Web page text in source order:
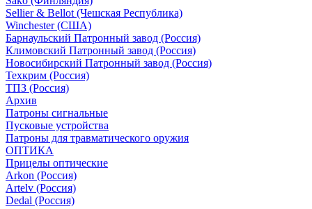
Sellier & Bellot (Чешская Республика)
Winchester (США)
Барнаульский Патронный завод (Россия)
Климовский Патронный завод (Россия)
Новосибирский Патронный завод (Россия)
Техкрим (Россия)
ТПЗ (Россия)
Архив
Патроны сигнальные
Пусковые устройства
Патроны для травматического оружия
ОПТИКА
Прицелы оптические
Arkon (Россия)
Artelv (Россия)
Dedal (Россия)